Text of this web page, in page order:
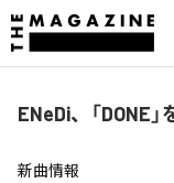
ENeDi、「DONE
新曲情報